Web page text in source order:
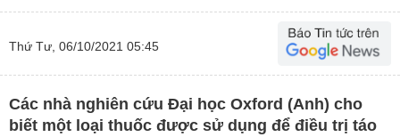
Thứ Tư, 06/10/2021 05:45
Các nhà nghiên cứu Đại học Oxford (Anh) cho
biết một loại thuốc được sử dụng để điều trị táo